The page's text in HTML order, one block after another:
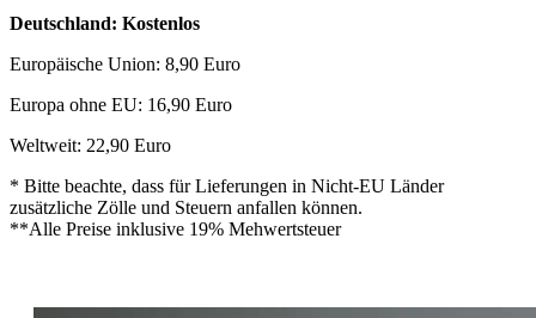
Deutschland: Kostenlos
Europäische Union: 8,90 Euro
Europa ohne EU: 16,90 Euro
Weltweit: 22,90 Euro
* Bitte beachte, dass für Lieferungen in Nicht-EU Länder
zusätzliche Zölle und Steuern anfallen können.
**Alle Preise inklusive 19% Mehwertsteuer